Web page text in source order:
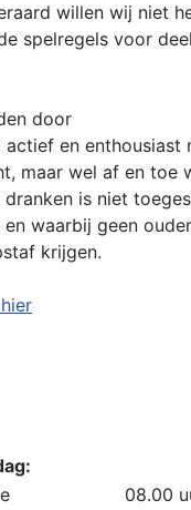
willen wij niet
spelregels voor
door
en enthousiast
maar wel af en toe
is niet
waarbij geen
krijgen.
08.00